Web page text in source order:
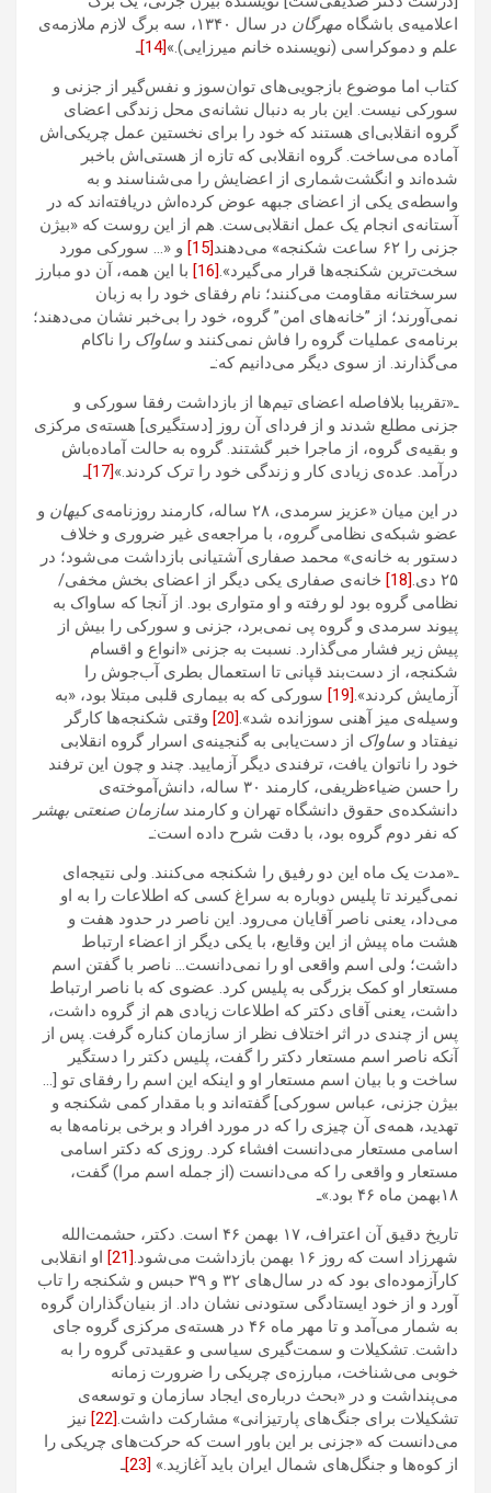
اعلامیه‌ی باشگاه مهرگان
در سال ۱۳۴۰، سه برگ لازم ملازمه‌ی
علم و دموکراسی (نویسنده خانم میرزایی).»[14]
ـ
کتاب اما موضوع بازجویی‌های توان‌سوز و نفس‌گیر‌ از جزنی و
سورکی نیست. این بار به دنبال نشانه‌ی محل زندگی اعضای
گروه انقلابی‌ای هستند که خود را برای نخستین عمل چریکی‌اش
آماده می‌ساخت. گروه انقلابی که تازه از هستی‌اش باخبر
شده‌اند و انگشت‌شماری از اعضایش را می‌شناسند و به
واسطه‌ی یکی از اعضای جبهه‌ عوض کرده‌اش دریافته‌‌اند که در
آستانه‌ی انجام یک عمل انقلابی‌ست. هم از این رو‌ست که «بیژن
جزنی را ۶۲ ساعت شکنجه» می‌دهند
[15]
و «… سورکی مورد
سخت‌ترین شکنجه‌ها قرار می‌گیرد».[16]
با این همه، آن دو مبارز
سرسختانه مقاومت می‌کنند؛ نام رفقای خود را به زبان
نمی‌آورند؛ از ”خانه‌های امن” گروه، خود را بی‌خبر نشان می‌دهند‌؛
برنامه‌ی عملیات گروه را فاش نمی‌کنند و ساواک را ناکام
می‌گذارند. از سوی دیگر می‌دانیم که:ـ
ـ«تقریبا بلافاصله اعضای تیم‌ها از بازداشت رفقا سورکی و
جزنی مطلع شدند و از فردای آن روز [دستگیری] هسته‌ی مرکزی
و بقیه‌ی گروه، از ماجرا خبر گشتند. گروه به حالت آماده‌باش
درآمد. عده‌ی زیادی کار و زندگی خود را ترک کردند.»[17]
ـ
در این میان «عزیز سرمدی، ۲۸ ساله، کارمند روزنامه‌ی
کیهان و
عضو شبکه‌ی نظامیگروه، با مراجعه‌ی غیر ضروری و خلاف
دستور به خانه‌ی» محمد صفاری آشتیانی بازداشت می‌شود؛ در
۲۵ دی.
[18]
خانه‌ی صفاری یکی دیگر از اعضای بخش مخفی/
نظامی گروه بود لو رفته و او متواری بود.‌‌ از آنجا که ساواک به
پیوند سرمدی و گروه پی ‌نمی‌برد، جزنی و سورکی را بیش از
پیش زیر فشار می‌گذارد. نسبت به جزنی «انواع و اقسام
شکنجه، از دست‌بند قپانی تا استعمال بطری آب‌جوش را
آزمایش کردند».[19]
سورکی که به بیماری قلبی مبتلا بود، «به
وسیله‌ی میز آهنی سوزانده شد».[20]
وقتی شکنجه‌ها کارگر
نیفتاد و ساواک از دست‌یابی به گنجینه‌ی اسرار گروه انقلابی
خود را ناتوان یافت، ترفندی دیگر ‌آزمایید. چند و چون این ترفند
را حسن ضیاء‌ظریفی، کارمند ۳۰ ساله‌، دانش‌آموخته‌ی
دانشکده‌ی حقوق دانشگاه تهران و کارمند سازمان صنعتی بهشر
که نفر دوم گروه بود، با دقت شرح داده است:ـ
ـ«مدت یک ماه این دو رفیق را شکنجه می‌کنند. ولی نتیجه‌ای
نمی‌گیرند تا پلیس دوباره به سراغ کسی که اطلاعات را به او
می‌داد، یعنی ناصر آقایان می‌رود. این ناصر در حدود هفت و
هشت ماه پیش از این وقایع، با یکی دیگر از اعضاء ارتباط
داشت؛ ولی اسم واقعی او را نمی‌دانست… ناصر با گفتن اسم
مستعار او کمک بزرگی به پلیس کرد. عضوی که با ناصر ارتباط
داشت، یعنی آقای دکتر که اطلاعات زیادی هم از گروه داشت،
پس از چندی در اثر اختلاف نظر از سازمان کناره گرفت. پس از
آنکه ناصر اسم مستعار دکتر را گفت، پلیس دکتر را دستگیر
ساخت و با بیان اسم مستعار او و اینکه این اسم را رفقای تو […
بیژن جزنی، عباس سورکی] گفته‌اند و با مقدار کمی شکنجه و
تهدید، همه‌ی آن چیزی را که در مورد افراد و برخی برنامه‌ها به
اسامی مستعار می‌دانست افشاء کرد. روزی که دکتر اسامی
مستعار و واقعی را که می‌دانست (از جمله اسم مرا) گفت،
۱۸بهمن ماه ۴۶ بود.»ـ
تاریخ دقیق آن اعتراف، ۱۷ بهمن ۴۶ است. دکتر، حشمت‌الله
شهرزاد است که روز ۱۶ بهمن بازداشت می‌شود.
[21]
او انقلابی
کارآزموده‌ای بود که در سال‌های ۳۲ و ۳۹ حبس و شکنجه را تاب
آورد و از خود ایستادگی ستودنی نشان داد. از بنیان‌گذاران گروه
به شمار می‌آمد و تا مهر ماه ۴۶ در هسته‌ی مرکزی گروه جای
داشت. تشکیلات و سمت‌گیری سیاسی و عقیدتی گروه را به
خوبی می‌شناخت، مبارزه‌ی چریکی را ضرورت زمانه
می‌‌پنداشت و در «بحث درباره‌ی ایجاد سازمان و توسعه‌ی
تشکیلات برای جنگ‌های پارتیزانی» مشارکت داشت.[22]
نیز
می‌دانست که «جزنی بر این باور است که حرکت‌های چریکی را
از کوه‌ها و جنگل‌های شمال ایران باید آغازید.» ‌ [23]
ـ